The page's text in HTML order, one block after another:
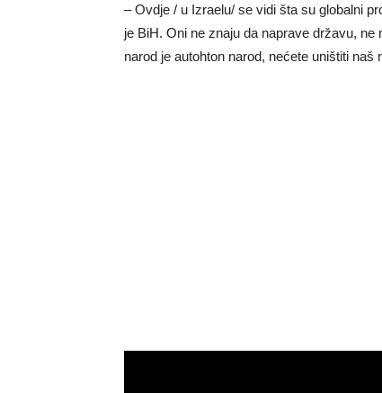
– Ovdje / u Izraelu/ se vidi šta su globalni
je BiH. Oni ne znaju da naprave državu,
narod je autohton narod, nećete uništiti